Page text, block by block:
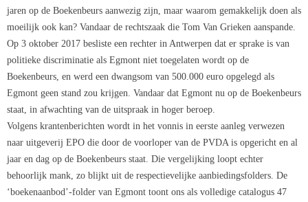
jaren op de Boekenbeurs aanwezig zijn, maar waarom gemakkelijk doen als
moeilijk ook kan? Vandaar de rechtszaak die Tom Van Grieken aanspande.
Op 3 oktober 2017 besliste een rechter in Antwerpen dat er sprake is van
politieke discriminatie als Egmont niet toegelaten wordt op de
Boekenbeurs, en werd een dwangsom van 500.000 euro opgelegd als
Egmont geen stand zou krijgen. Vandaar dat Egmont nu op de Boekenbeurs
staat, in afwachting van de uitspraak in hoger beroep.
Volgens krantenberichten wordt in het vonnis in eerste aanleg verwezen
naar uitgeverij EPO die door de voorloper van de PVDA is opgericht en al
jaar en dag op de Boekenbeurs staat. Die vergelijking loopt echter
behoorlijk mank, zo blijkt uit de respectievelijke aanbiedingsfolders. De
‘boekenaanbod’-folder van Egmont toont ons als volledige catalogus 47